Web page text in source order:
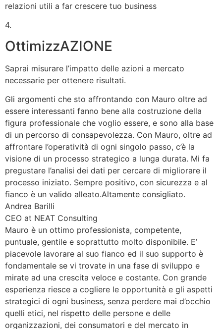
relazioni utili a far crescere tuo business
4.
OttimizzAZIONE
Saprai misurare l’impatto delle azioni a mercato
necessarie per ottenere risultati.
Gli argomenti che sto affrontando con Mauro oltre ad
essere interessanti fanno bene alla costruzione della
figura professionale che voglio essere, e sono alla base
di un percorso di consapevolezza. Con Mauro, oltre ad
affrontare l’operatività di ogni singolo passo, c’è la
visione di un processo strategico a lunga durata. Mi fa
pregustare l’analisi dei dati per cercare di migliorare il
processo iniziato. Sempre positivo, con sicurezza e al
fianco è un valido alleato.Altamente consigliato.
Andrea Barilli
CEO at NEAT Consulting
Mauro è un ottimo professionista, competente,
puntuale, gentile e soprattutto molto disponibile. E’
piacevole lavorare al suo fianco ed il suo supporto è
fondamentale se vi trovate in una fase di sviluppo e
mirate ad una crescita veloce e costante. Con grande
esperienza riesce a cogliere le opportunità e gli aspetti
strategici di ogni business, senza perdere mai d’occhio
quelli etici, nel rispetto delle persone e delle
organizzazioni, dei consumatori e del mercato in